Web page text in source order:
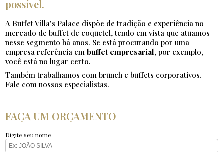
possível.
A Buffet Villa's Palace dispõe de tradição e experiência no
mercado de buffet de coquetel, tendo em vista que atuamos
nesse segmento há anos. Se está procurando por uma
empresa referência embuffet empresarial, por exemplo,
você está no lugar certo.
Também trabalhamos com brunch e buffets corporativos.
Fale com nossos especialistas.
FAÇA UM ORÇAMENTO
Digite seu nome